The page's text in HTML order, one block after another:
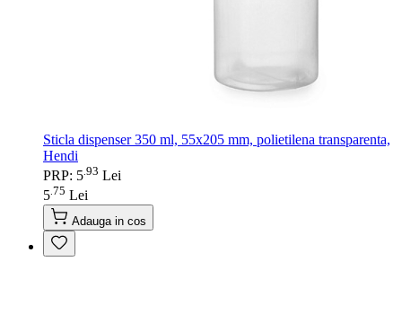
Sticla dispenser 350 ml, 55x205 mm, polietilena transparenta,
Hendi
PRP: 5 93 Lei
5 75 Lei
Adauga in cos